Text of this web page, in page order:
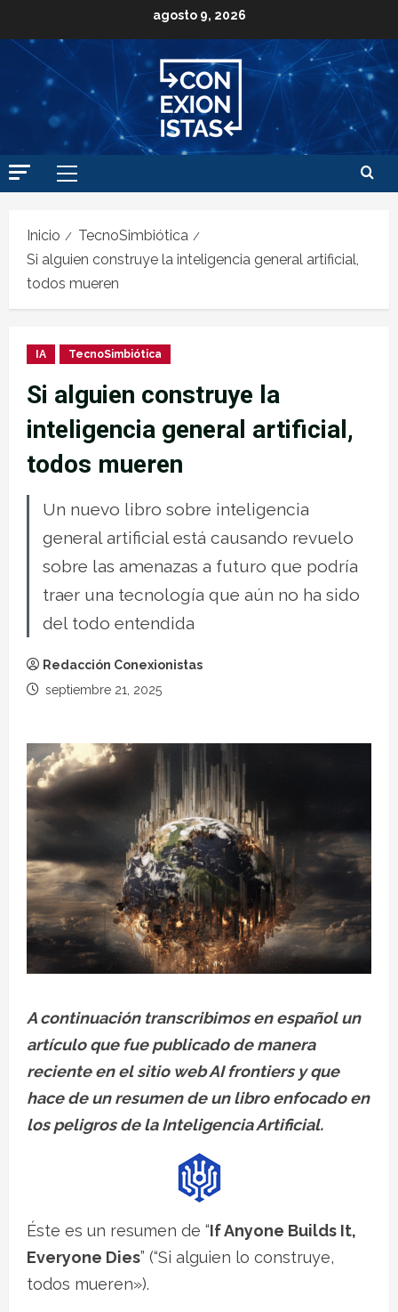
agosto 9, 2026
Inicio
TecnoSimbiótica
Si alguien construye la inteligencia general artificial,
todos mueren
IA TecnoSimbiótica
Si alguien construye la
inteligencia general artificial,
todos mueren
Un nuevo libro sobre inteligencia
general artificial está causando revuelo
sobre las amenazas a futuro que podría
traer una tecnología que aún no ha sido
del todo entendida
Redacción Conexionistas
septiembre 21, 2025
A continuación transcribimos en español un
artículo que fue publicado de manera
reciente en el sitio web AI frontiers y que
hace de un resumen de un libro enfocado en
los peligros de la Inteligencia Artificial.
Éste es un resumen de “If Anyone Builds It,
Everyone Dies” (“Si alguien lo construye,
todos mueren»).